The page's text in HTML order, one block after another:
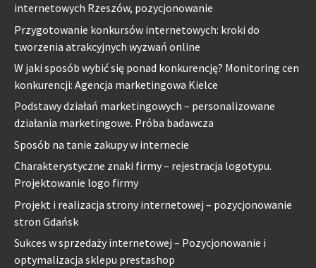
internetowych Rzeszów, pozycjonowanie
Przygotowanie konkursów internetowych: kroki do
tworzenia atrakcyjnych wyzwań online
W jaki sposób wybić się ponad konkurencję? Monitoring cen
konkurencji: Agencja marketingowa Kielce
Podstawy działań marketingowych – personalizowane
działania marketingowe. Próba badawcza
Sposób na tanie zakupy w internecie
Charakterystyczne znaki firmy – rejestracja logotypu.
Projektowanie logo firmy
Projekt i realizacja strony internetowej – pozycjonowanie
stron Gdańsk
Sukces w sprzedaży internetowej – Pozycjonowanie i
optymalizacja sklepu prestashop